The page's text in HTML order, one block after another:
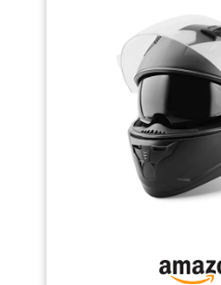
offrant la sécurité la plus fiable.
Léger et Confortable - Le
casque est très léger et peut
être facilement ajusté à votre
tête. Il est facile à porter et ne
fatigue pas votre cou ou votre
tête. Respirant - Les trous
d'aération sur le dessus et
autour de la bouche permettent
à l'air de circuler et de vous
garder au frais lorsque vous
roulez. Il peut également être
fermé à tout moment pour
réduire la résistance au vent et